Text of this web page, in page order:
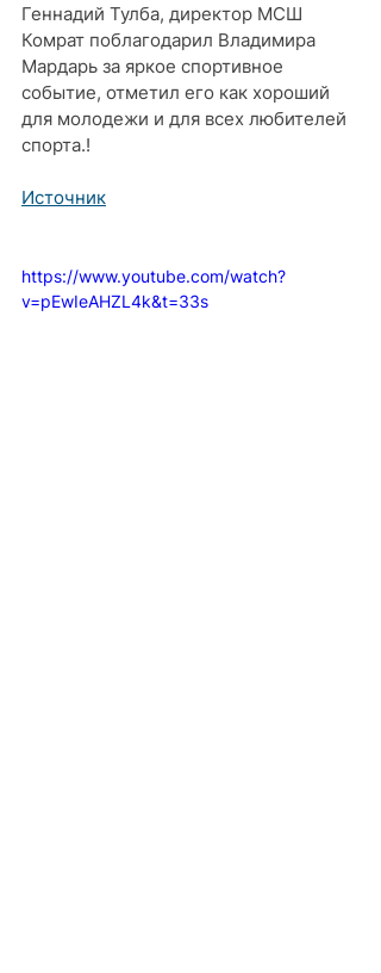
Геннадий Тулба, директор МСШ
Комрат поблагодарил Владимира
Мардарь за яркое спортивное
событие, отметил его как хороший
для молодежи и для всех любителей
спорта.!
Источник
https://www.youtube.com/watch?
v=pEwIeAHZL4k&t=33s